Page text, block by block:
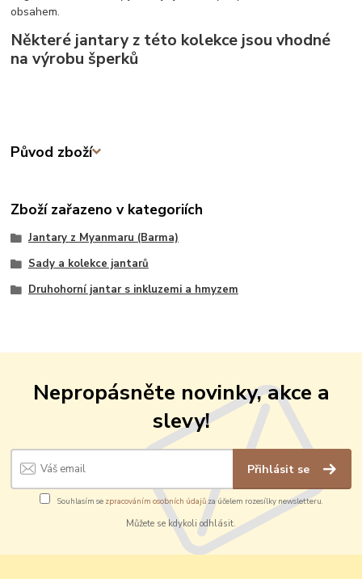
obsahem.
Některé jantary z této kolekce jsou vhodné
na výrobu šperků
Původ zboží
Zboží zařazeno v kategoriích
Jantary z Myanmaru (Barma)
Sady a kolekce jantarů
Druhohorní jantar s inkluzemi a hmyzem
Nepropásněte novinky, akce a
slevy!
Přihlásit se
Souhlasím se zpracováním osobních údajůza účelem rozesílky newsletteru.
Můžete se kdykoli odhlásit.